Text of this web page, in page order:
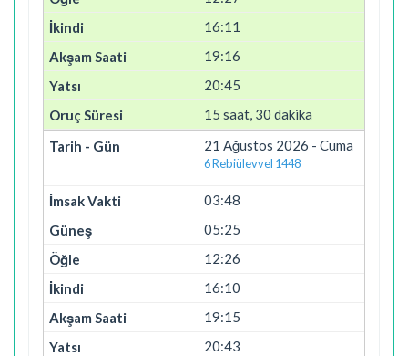
16:11
19:16
20:45
15 saat, 30 dakika
21 Ağustos 2026 - Cuma
6 Rebiülevvel 1448
03:48
05:25
12:26
16:10
19:15
20:43